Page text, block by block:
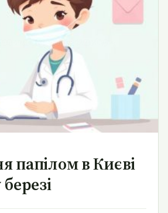
в Києві на лівому березі
папілом в Києві